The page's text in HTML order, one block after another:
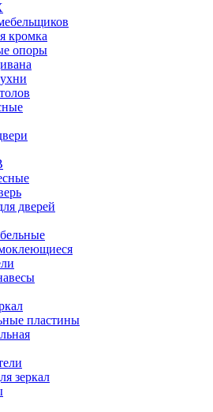
кромка
опоры
дверей
пластины
зеркал